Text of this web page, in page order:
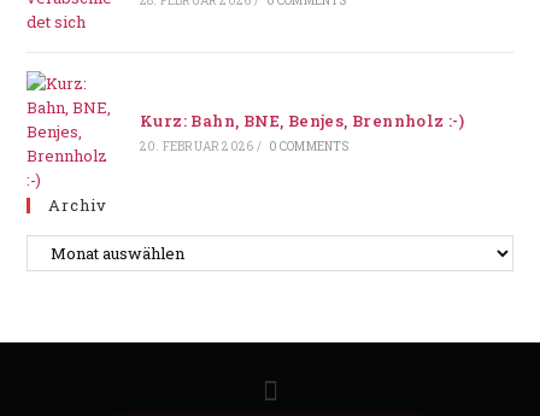
Kurz: Bahn, BNE, Benjes, Brennholz :-)
20. FEBRUAR 2026 / 0 COMMENTS
Archiv